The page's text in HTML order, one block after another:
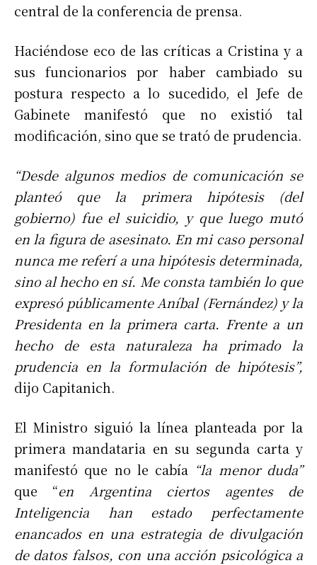
central de la conferencia de prensa.
Haciéndose eco de las críticas a Cristina y a
sus funcionarios por haber cambiado su
postura respecto a lo sucedido, el Jefe de
Gabinete manifestó que no existió tal
modificación, sino que se trató de prudencia.
“Desde algunos medios de comunicación se
planteó que la primera hipótesis (del
gobierno) fue el suicidio, y que luego mutó
en la figura de asesinato. En mi caso personal
nunca me referí a una hipótesis determinada,
sino al hecho en sí. Me consta también lo que
expresó públicamente Aníbal (Fernández) y la
Presidenta en la primera carta. Frente a un
hecho de esta naturaleza ha primado la
prudencia en la formulación de hipótesis”,
dijo Capitanich.
El Ministro siguió la línea planteada por la
primera mandataria en su segunda carta y
manifestó que no le cabía “la menor duda”
que “en Argentina ciertos agentes de
Inteligencia han estado perfectamente
enancados en una estrategia de divulgación
de datos falsos, con una acción psicológica a